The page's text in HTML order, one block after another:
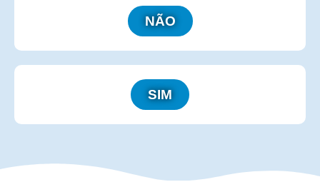
NÃO
SIM